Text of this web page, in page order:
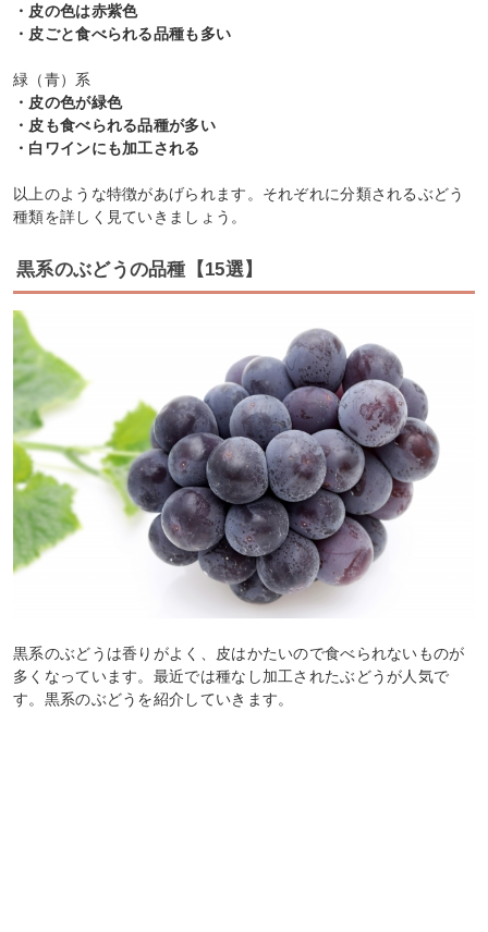
・皮の色は赤紫色
・皮ごと食べられる品種も多い
緑（青）系
・皮の色が緑色
・皮も食べられる品種が多い
・白ワインにも加工される
以上のような特徴があげられます。それぞれに分類されるぶどう
種類を詳しく見ていきましょう。
黒系のぶどうの品種【15選】
黒系のぶどうは香りがよく、皮はかたいので食べられないものが
多くなっています。最近では種なし加工されたぶどうが人気で
す。黒系のぶどうを紹介していきます。